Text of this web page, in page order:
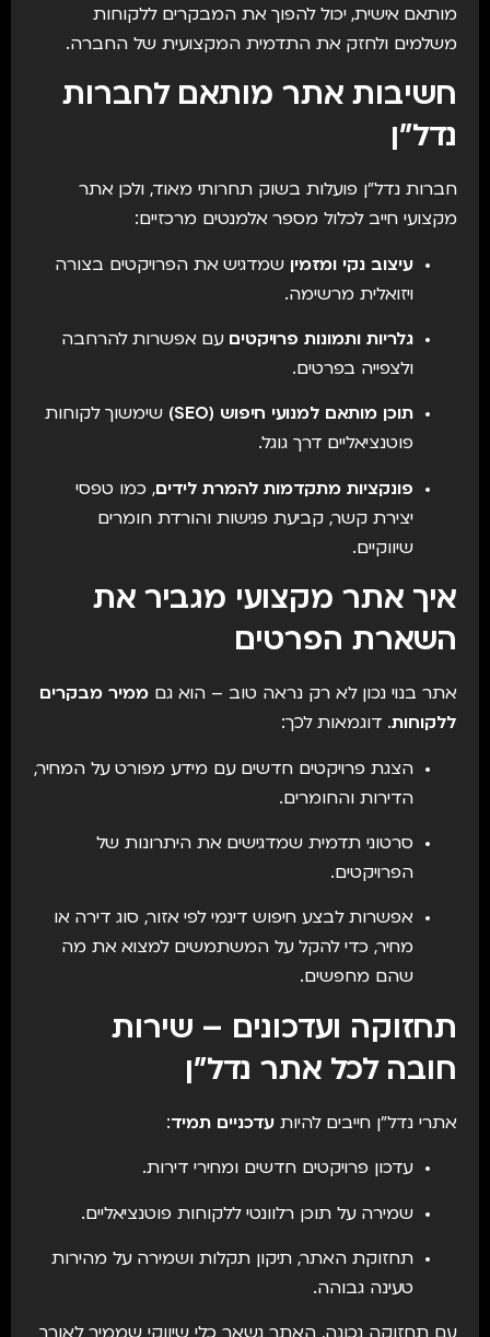
מותאם אישית, יכול להפוך את המבקרים ללקוחות
משלמים ולחזק את התדמית המקצועית של החברה.
חשיבות אתר מותאם לחברות
נדל"ן
חברות נדל"ן פועלות בשוק תחרותי מאוד, ולכן אתר
מקצועי חייב לכלול מספר אלמנטים מרכזיים:
עיצוב נקי ומזמין שמדגיש את הפרויקטים בצורה
ויזואלית מרשימה.
גלריות ותמונות פרויקטים עם אפשרות להרחבה
ולצפייה בפרטים.
תוכן מותאם למנועי חיפוש (SEO)
שימשוך לקוחות
פוטנציאליים דרך גוגל.
פונקציות מתקדמות להמרת לידים, כמו טפסי
יצירת קשר, קביעת פגישות והורדת חומרים
שיווקיים.
איך אתר מקצועי מגביר את
השארת הפרטים
אתר בנוי נכון לא רק נראה טוב – הוא גם ממיר מבקרים
ללקוחות. דוגמאות לכך:
הצגת פרויקטים חדשים עם מידע מפורט על המחיר,
הדירות והחומרים.
סרטוני תדמית שמדגישים את היתרונות של
הפרויקטים.
אפשרות לבצע חיפוש דינמי לפי אזור, סוג דירה או
מחיר, כדי להקל על המשתמשים למצוא את מה
שהם מחפשים.
תחזוקה ועדכונים – שירות
חובה לכל אתר נדל"ן
אתרי נדל"ן חייבים להיות עדכניים תמיד:
עדכון פרויקטים חדשים ומחירי דירות.
שמירה על תוכן רלוונטי ללקוחות פוטנציאליים.
תחזוקת האתר, תיקון תקלות ושמירה על מהירות
טעינה גבוהה.